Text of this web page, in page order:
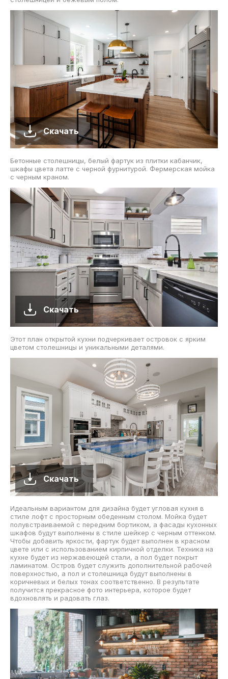
Скачать
Бетонные столешницы, белый фартук из плитки кабанчик,
шкафы цвета латте с черной фурнитурой. Фермерская мойка
с черным краном.
Скачать
Этот план открытой кухни подчеркивает островок с ярким
цветом столешницы и уникальными деталями.
Скачать
Идеальным вариантом для дизайна будет угловая кухня в
стиле лофт с просторным обеденным столом. Мойка будет
полувстраиваемой с передним бортиком, а фасады кухонных
шкафов будут выполнены в стиле шейкер с черным оттенком.
Чтобы добавить яркости, фартук будет выполнен в красном
цвете или с использованием кирпичной отделки. Техника на
кухне будет из нержавеющей стали, а пол будет покрыт
ламинатом. Остров будет служить дополнительной рабочей
поверхностью, а пол и столешница будут выполнены в
коричневых и белых тонах соответственно. В результате
получится прекрасное фото интерьера, которое будет
вдохновлять и радовать глаз.